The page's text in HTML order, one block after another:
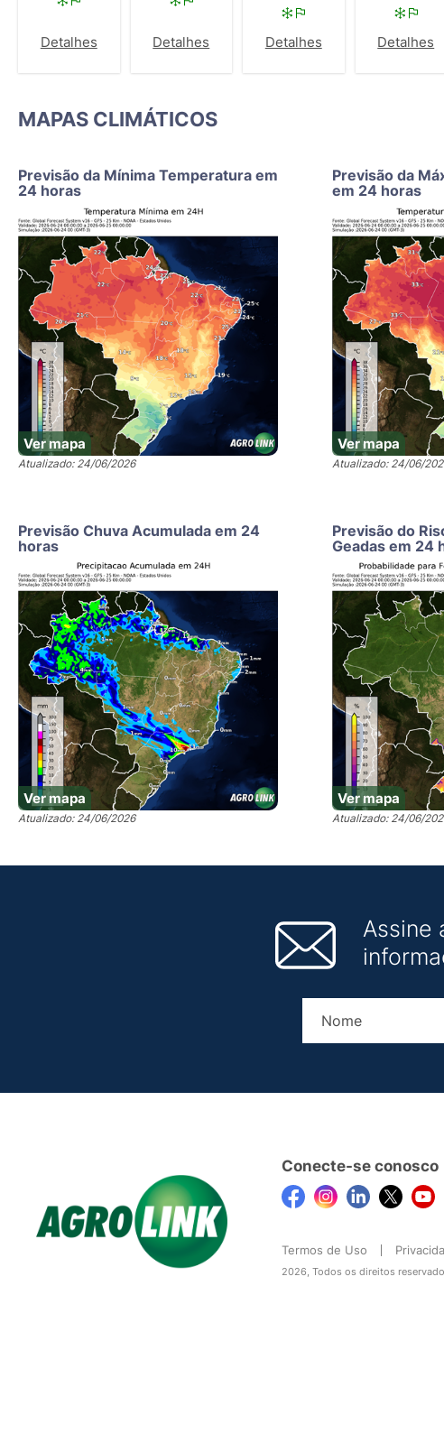
Detalhes Detalhes Detalhes Detalhes
MAPAS CLIMÁTICOS
Previsão da Mínima Temperatura em
24 horas
Ver mapa
Atualizado: 24/06/2026
Previsão da
em 24 horas
Ver mapa
Atualizado: 24/06/
Previsão Chuva Acumulada em 24
horas
Ver mapa
Atualizado: 24/06/2026
Previsão do
Geadas em 24
Ver mapa
Atualizado: 24/06/
Assine
Conecte-se conosco
Termos de Uso
2026, Todos os direitos